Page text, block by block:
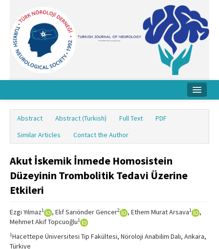
Board
Instructions
Archive
Abstract Abstract (Turkish) Full Text
PDF
Similar Articles
Contact the Author
Akut İskemik İnmede Homosistein
Düzeyinin Trombolitik Tedavi Üzerine
Etkileri
Ezgi Yılmaz1 , Elıf Sarıönder Gencer2 , Ethem Murat Arsava1
,
Mehmet Akif Topcuoğlu1
1Hacettepe Üniversitesi Tıp Fakültesi, Nöroloji Anabilim Dalı, Ankara,
Türkiye